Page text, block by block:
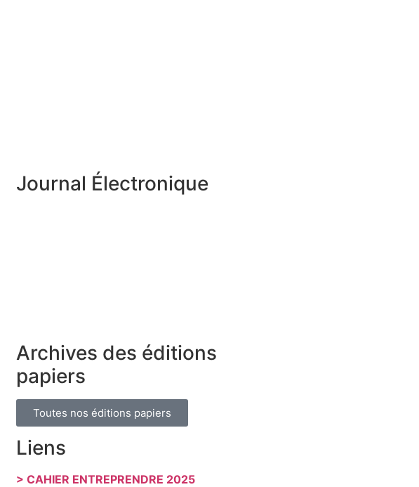
Journal Électronique
Archives des éditions
papiers
Toutes nos éditions papiers
Liens
> CAHIER ENTREPRENDRE 2025